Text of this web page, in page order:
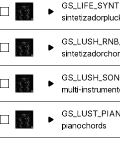
Seleccionar
sintetizador
Seleccionar
sintetizador
Seleccionar
multi-
Seleccionar
pianochords